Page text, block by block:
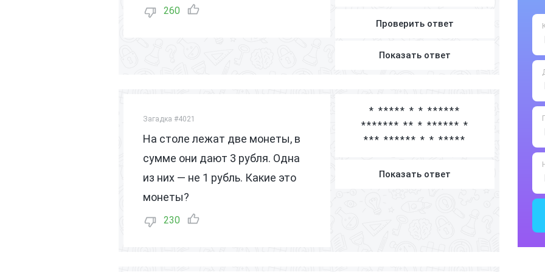
260
Проверить ответ
Показать ответ
Загадка #4021
На столе лежат две монеты, в
сумме они дают 3 рубля. Одна
из них — не 1 рубль. Какие это
монеты?
230
* ***** * * ******
******* ** * ****** *
*** ****** * * *****
Показать ответ